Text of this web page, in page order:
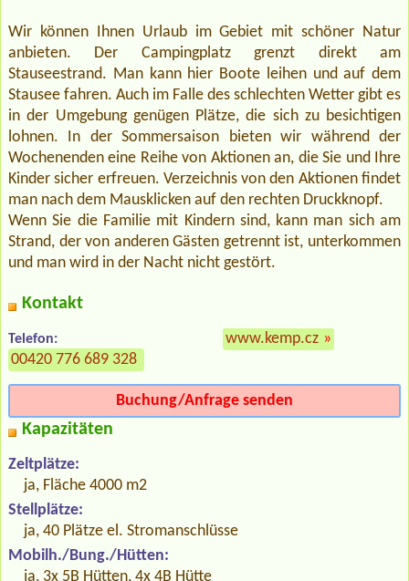
Wir können Ihnen Urlaub im Gebiet mit schöner Natur
anbieten. Der Campingplatz grenzt direkt am
Stauseestrand. Man kann hier Boote leihen und auf dem
Stausee fahren. Auch im Falle des schlechten Wetter gibt es
in der Umgebung genügen Plätze, die sich zu besichtigen
lohnen. In der Sommersaison bieten wir während der
Wochenenden eine Reihe von Aktionen an, die Sie und Ihre
Kinder sicher erfreuen. Verzeichnis von den Aktionen findet
man nach dem Mausklicken auf den rechten Druckknopf.
Wenn Sie die Familie mit Kindern sind, kann man sich am
Strand, der von anderen Gästen getrennt ist, unterkommen
und man wird in der Nacht nicht gestört.
Kontakt
Telefon:
00420 776 689 328
www.kemp.cz »
Buchung/Anfrage senden
Kapazitäten
Zeltplätze:
ja, Fläche 4000 m2
Stellplätze:
ja, 40 Plätze el. Stromanschlüsse
Mobilh./Bung./Hütten:
ja, 3x 5B Hütten, 4x 4B Hütte